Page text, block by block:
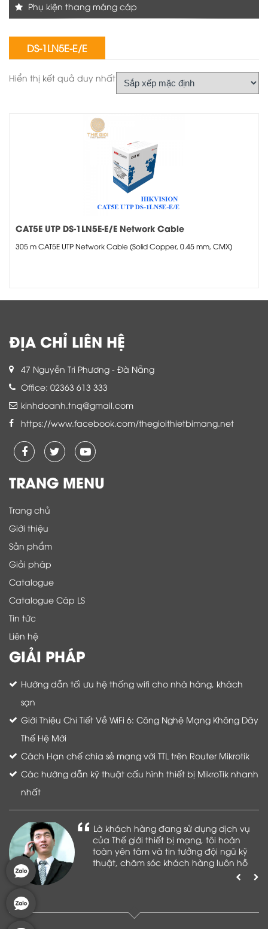
Phụ kiện thang máng cáp
DS-1LN5E-E/E
Hiển thị kết quả duy nhất
CAT5E UTP DS-1LN5E-E/E Network Cable
305 m CAT5E UTP Network Cable (Solid Copper, 0.45 mm, CMX)
ĐỊA CHỈ LIÊN HỆ
47 Nguyễn Tri Phương - Đà Nẵng
Office: 02363 613 333
kinhdoanh.tnq@gmail.com
https://www.facebook.com/thegioithietbimang.net
TRANG MENU
Trang chủ
Giới thiệu
Sản phẩm
Giải pháp
Catalogue
Catalogue Cáp LS
Tin tức
Liên hệ
GIẢI PHÁP
Hướng dẫn tối ưu hệ thống wifi cho nhà hàng, khách
sạn
Giới Thiệu Chi Tiết Về WiFi 6: Công Nghệ Mạng Không Dây
Thế Hệ Mới
Cách Hạn chế chia sẻ mạng với TTL trên Router Mikrotik
Các hướng dẫn kỹ thuật cấu hình thiết bị MikroTik nhanh
nhất
Là khách hàng đang sử dụng dịch vụ
của Thế giới thiết bị mạng, tôi hoàn
toàn yên tâm và tin tưởng đội ngũ kỹ
thuật, chăm sóc khách hàng luôn hỗ